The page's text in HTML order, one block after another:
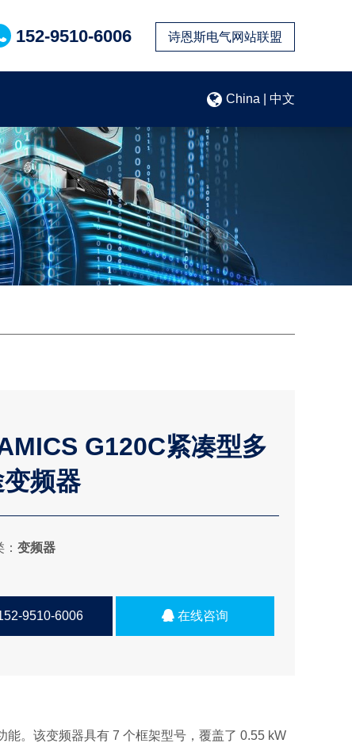
诗恩斯电气网站联盟
152-9510-6006
China | 中文
G120C紧凑型多
变频器
变频器
9510-6006 在线咨询
。该变频器具有 7 个框架型号，覆盖了 0.55 kW